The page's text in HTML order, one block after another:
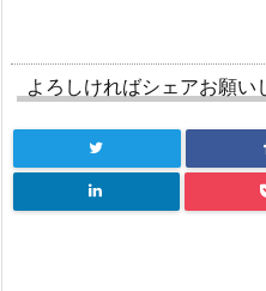
よろしければシェアお願い